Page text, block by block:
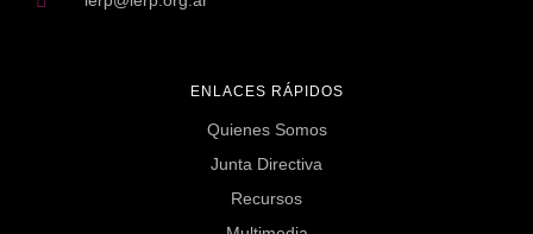
ENLACES RÁPIDOS
Quienes Somos
Junta Directiva
Recursos